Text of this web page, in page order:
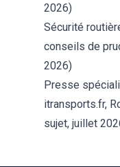
2026)
Sécurité
conseils de
2026)
Presse
itransports.fr,
sujet, juillet